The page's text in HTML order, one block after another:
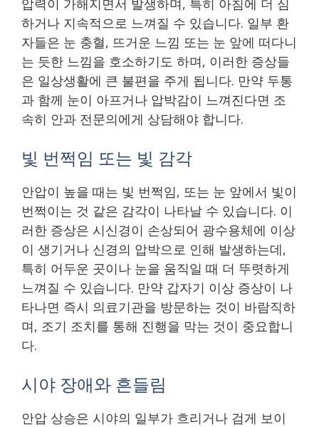
하거나 지속적으로 느껴질 수 있습니다. 일부 환
자들은 눈 충혈, 뜨거운 느낌 또는 눈 앞에 떠다니
는 듯한 느낌을 호소하기도 하며, 이러한 증상들
은 일상생활에 큰 불편을 주게 됩니다. 만약 두통
과 함께 눈이 아프거나 압박감이 느껴진다면 조
속히 안과 전문의에게 상담해야 합니다.
빛 번쩍임 또는 빛 감각
안압이 높을 때는 빛 번쩍임, 또는 눈 앞에서 빛이
번쩍이는 것 같은 감각이 나타날 수 있습니다. 이
러한 증상은 시신경이 손상되어 광수용체에 이상
이 생기거나 신경의 압박으로 인해 발생하는데,
특히 어두운 곳이나 눈을 움직일 때 더 뚜렷하게
느껴질 수 있습니다. 만약 갑자기 이상 증상이 나
타나면 즉시 의료기관을 방문하는 것이 바람직하
며, 조기 조치를 통해 진행을 막는 것이 중요합니
다.
시야 장애와 흔들림
안압 상승은 시야의 일부가 흐리거나 검게 보이